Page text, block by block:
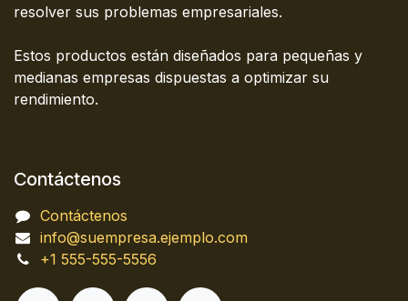
resolver sus problemas empresariales.
Estos productos están diseñados para pequeñas y
medianas empresas dispuestas a optimizar su
rendimiento.
Contáctenos
Contáctenos
info@suempresa.ejemplo.com
+1 555-555-5556